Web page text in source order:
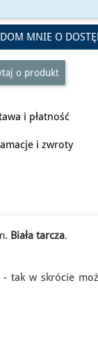
MNIE O
o produkt
i płatność
i zwroty
Biała tarcza.
w skrócie